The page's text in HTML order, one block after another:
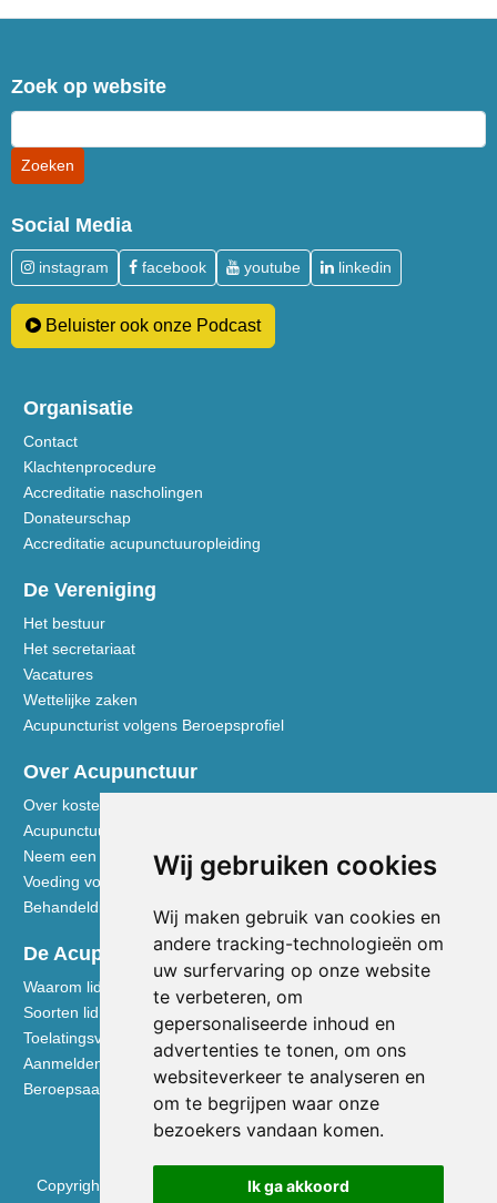
Wij gebruiken cookies
Wij maken gebruik van cookies en
andere tracking-technologieën om
uw surfervaring op onze website
te verbeteren, om
gepersonaliseerde inhoud en
advertenties te tonen, om ons
websiteverkeer te analyseren en
om te begrijpen waar onze
bezoekers vandaan komen.
Ik ga akkoord
Zoek op website
Social Media
instagram facebook youtube linkedin
Beluister ook onze Podcast
Organisatie
Contact
Klachtenprocedure
Accreditatie nascholingen
Donateurschap
Accreditatie acupunctuuropleiding
De Vereniging
Het bestuur
Het secretariaat
Vacatures
Wettelijke zaken
Acupuncturist volgens Beroepsprofiel
Over Acupunctuur
Over kosten en vergoedingen
Acupunctuur toegelicht
Neem een kijkje in de praktijk
Voeding volgens de Vijf Elementen
Behandeldisciplines - TCG
De Acupuncturist
Waarom lid worden van de NVA
Soorten lidmaatschap NVA
Toelatingsvoorwaarden
Aanmelden voor lidmaatschap
Beroepsaansprakelijkheidsverzekering
Copyright © 2026 Nederlandse Vereniging voor Acupunctuur